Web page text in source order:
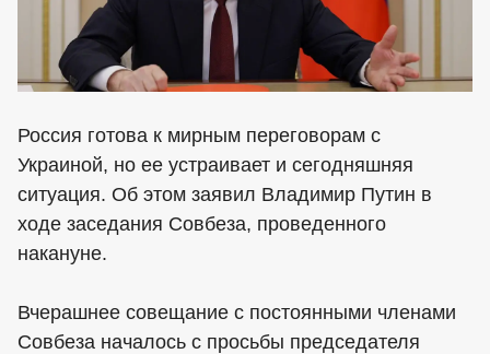
Россия готова к мирным переговорам с
Украиной, но ее устраивает и сегодняшняя
ситуация. Об этом заявил Владимир Путин в
ходе заседания Совбеза, проведенного
накануне.
Вчерашнее совещание с постоянными членами
Совбеза началось с просьбы председателя